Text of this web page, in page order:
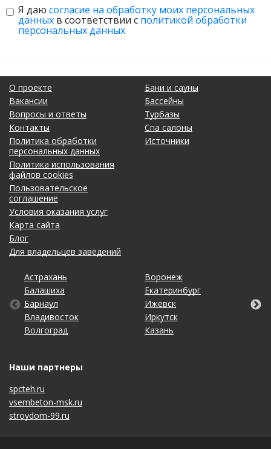
Я даю согласие на обработку моих персональных
данных в соответствии с политикой обработки
персональных данных
О проекте
Вакансии
Вопросы и ответы
Контакты
Политика обработки
персональных данных
Политика использования
файлов cookies
Пользовательское
соглашение
Условия оказания услуг
Карта сайта
Блог
Для владельцев заведений
Бани и сауны
Бассейны
Турбазы
Спа салоны
Источники
Астрахань
Балашиха
Барнаул
Владивосток
Волгоград
Воронеж
Екатеринбург
Ижевск
Иркутск
Казань
Калининград
Кемерово
Киров
Краснодар
Красноярск
Липецк
Махачкала
Набережные Челны
Нижний Новгород
Новосибирск
Омск
Оренбург
Пенза
Пермь
Ростов-на-Дону
Рязань
Самара
Санкт-Петербург
Саратов
Ставрополь
Тольятти
Томск
Тула
Тюмень
Ульяновск
Уфа
Хабаровск
Чебоксары
Челябинск
Ярославль
Наши партнеры
spcteh.ru
vsembeton-msk.ru
stroydom-99.ru